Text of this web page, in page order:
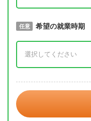
必須 取得予定年
任意 希望の就業時期